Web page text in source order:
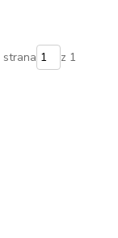
strana z 1